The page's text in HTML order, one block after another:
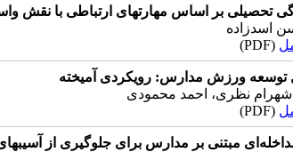
تحصیلی بر اساس مهارتهای ارتباطی با نقش
اسدزاده
(PDF)
ورزش مدارس: رویکردی آمیخته
شهرام نظری، احمد محمودی
(PDF)
مبتنی بر مدارس برای جلوگیری از